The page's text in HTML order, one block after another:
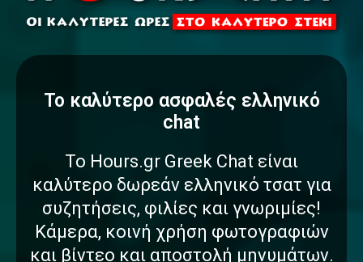
To καλύτερο ασφαλές ελληνικό
chat
Το Hours.gr Greek Chat είναι
καλύτερο δωρεάν ελληνικό τσατ για
συζητήσεις, φιλίες και γνωριμίες!
Κάμερα, κοινή χρήση φωτογραφιών
και βίντεο και αποστολή μηνυμάτων.